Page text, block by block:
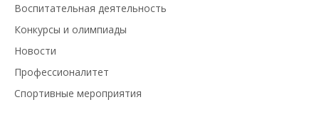
Воспитательная деятельность
Конкурсы и олимпиады
Новости
Профессионалитет
Спортивные мероприятия